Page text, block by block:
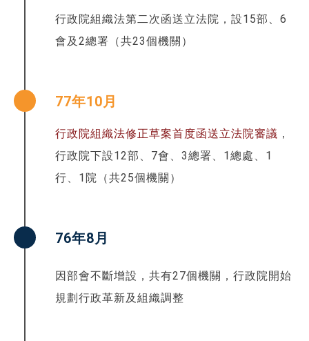
行政院組織法第二次函送立法院，設15部、6
會及2總署（共23個機關）
77年10月
行政院組織法修正草案首度函送立法院審議 ，
行政院下設12部、7會、3總署、1總處、1
行、1院（共25個機關）
76年8月
因部會不斷增設，共有27個機關，行政院開始
規劃行政革新及組織調整